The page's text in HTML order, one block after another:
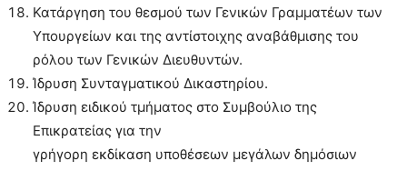
Κατάργηση του θεσμού των Γενικών Γραμματέων των
Υπουργείων και της αντίστοιχης αναβάθμισης του
ρόλου των Γενικών Διευθυντών.
Ίδρυση Συνταγματικού Δικαστηρίου.
Ίδρυση ειδικού τμήματος στο Συμβούλιο της
Επικρατείας για την
γρήγορη εκδίκαση υποθέσεων μεγάλων δημόσιων